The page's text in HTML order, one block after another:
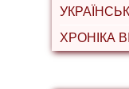
ХРОНІКА